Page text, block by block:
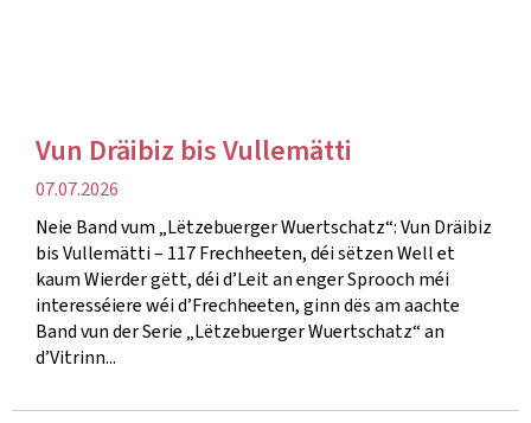
Vun Dräibiz bis Vullemätti
Verëffentlechungsdatum
07.07.2026
Neie Band vum „Lëtzebuerger Wuertschatz“: Vun Dräibiz
bis Vullemätti – 117 Frechheeten, déi sëtzen Well et
kaum Wierder gëtt, déi d’Leit an enger Sprooch méi
interesséiere wéi d’Frechheeten, ginn dës am aachte
Band vun der Serie „Lëtzebuerger Wuertschatz“ an
d’Vitrinn...